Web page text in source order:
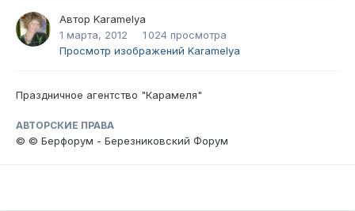
Автор Karamelya
1 марта, 2012
1 024 просмотра
Просмотр изображений Karamelya
Праздничное агентство "Карамеля"
АВТОРСКИЕ ПРАВА
© © Берфорум - Березниковский Форум